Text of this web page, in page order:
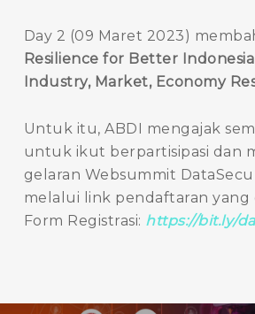
Day 2 (09 Maret 2023)
Resilience for Better
Industry, Market, Economy
Untuk itu, ABDI mengajak
untuk ikut berpartisipasi dan
gelaran Websummit
melalui link pendaftaran yang
Form Registrasi: https://bit.ly/